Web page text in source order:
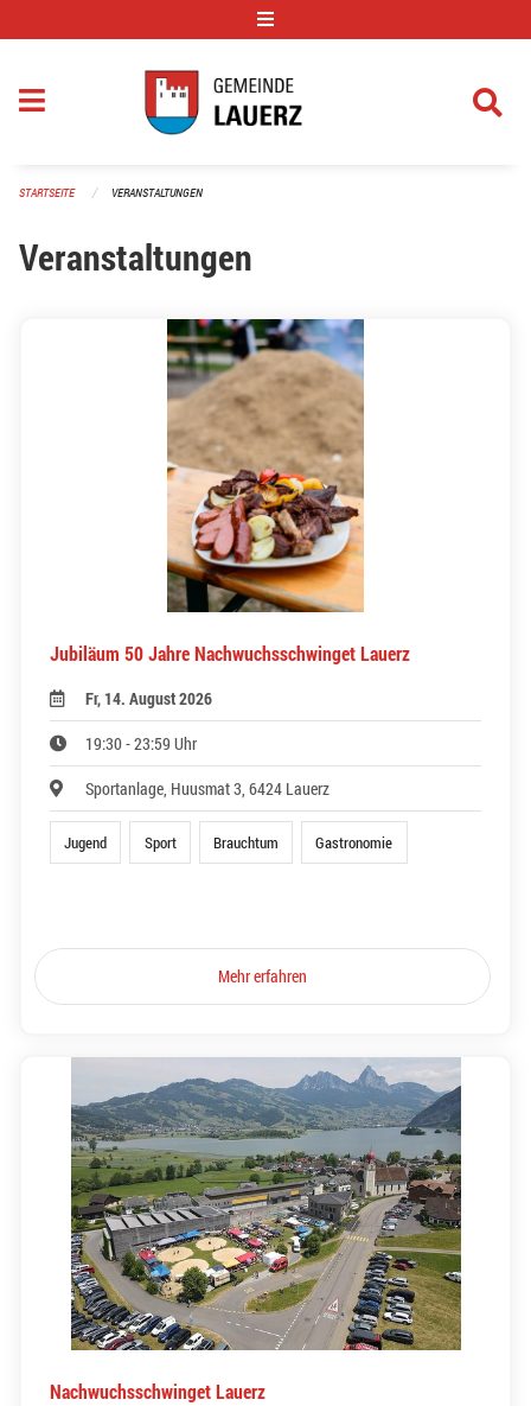
STARTSEITE VERANSTALTUNGEN
Veranstaltungen
Jubiläum 50 Jahre Nachwuchsschwinget Lauerz
Fr, 14. August 2026
19:30 - 23:59 Uhr
Sportanlage, Huusmat 3, 6424 Lauerz
Jugend Sport Brauchtum Gastronomie
Mehr erfahren
Nachwuchsschwinget Lauerz